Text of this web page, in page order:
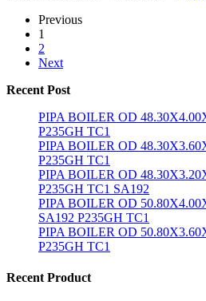
Previous
1
2
Next
Recent Post
PIPA BOILER OD
P235GH TC1
PIPA BOILER OD
P235GH TC1
PIPA BOILER OD
P235GH TC1 SA192
PIPA BOILER OD
SA192 P235GH TC1
PIPA BOILER OD
P235GH TC1
Recent Product